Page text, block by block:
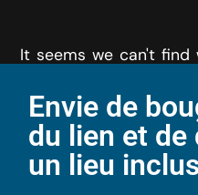
It seems we can't find
Envie de
du lien et de
un lieu